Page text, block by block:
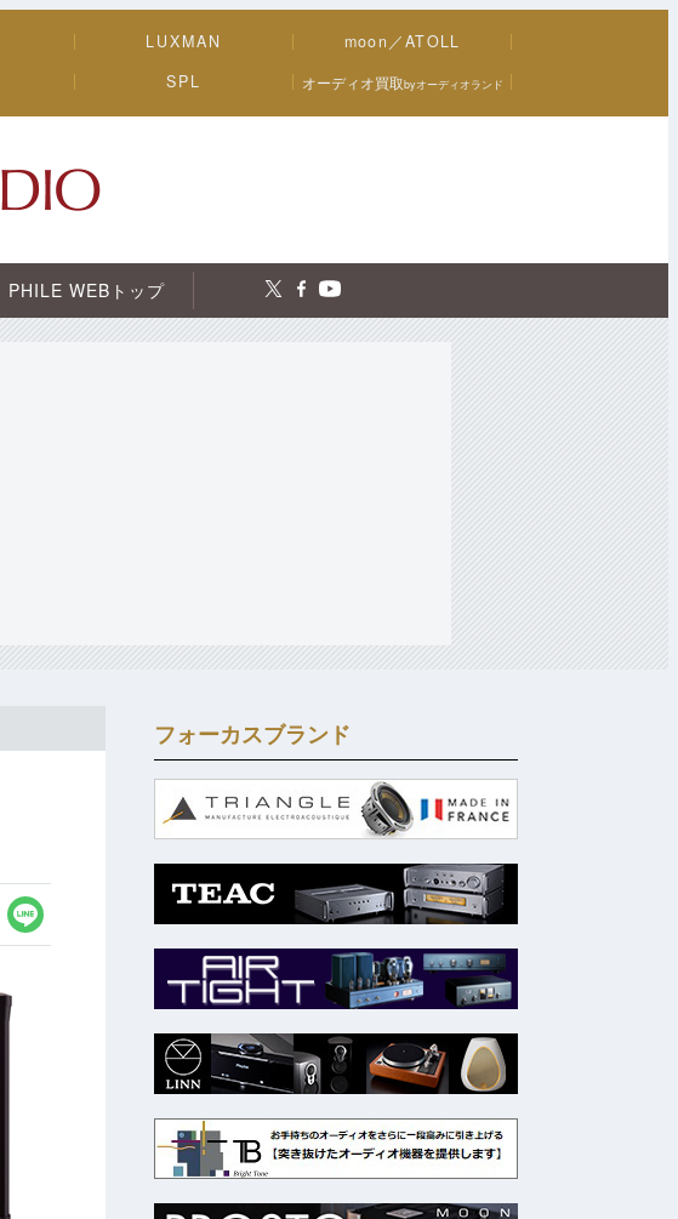
LUXMAN
moon／ATOLL
SPL オーディオ買取byオーディオランド
PHILE WEBトップ
フォーカスブランド